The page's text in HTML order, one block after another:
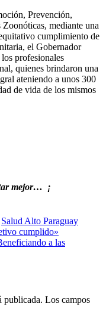
Prevención,
mediante una
cumplimiento de
el Gobernador
profesionales
quienes brindaron una
ateniendo a unos 300
de vida de los mismos
mejor… ¡
Salud Alto Paraguay
cumplido»
a las
publicada. Los campos